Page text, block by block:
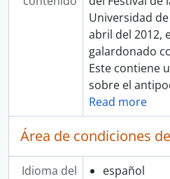
Universidad
abril del 2012,
galardonado
Este contiene
sobre el
Read more
Área de condiciones
Idioma del
español